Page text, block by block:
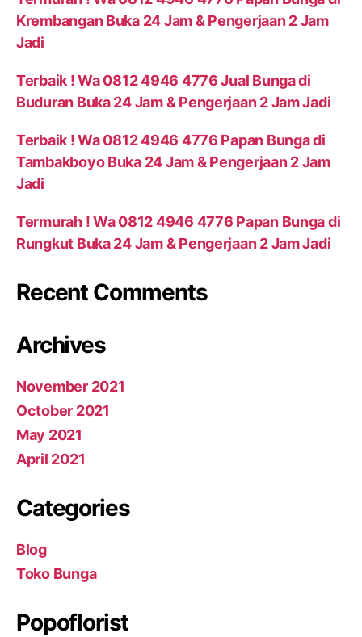
Krembangan Buka 24 Jam & Pengerjaan 2 Jam
Jadi
Terbaik ! Wa 0812 4946 4776 Jual Bunga di
Buduran Buka 24 Jam & Pengerjaan 2 Jam Jadi
Terbaik ! Wa 0812 4946 4776 Papan Bunga di
Tambakboyo Buka 24 Jam & Pengerjaan 2 Jam
Jadi
Termurah ! Wa 0812 4946 4776 Papan Bunga di
Rungkut Buka 24 Jam & Pengerjaan 2 Jam Jadi
Recent Comments
Archives
November 2021
October 2021
May 2021
April 2021
Categories
Blog
Toko Bunga
Popoflorist